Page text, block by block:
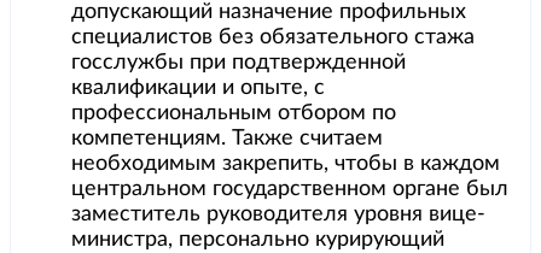
допускающий назначение профильных
специалистов без обязательного стажа
госслужбы при подтвержденной
квалификации и опыте, с
профессиональным отбором по
компетенциям. Также считаем
необходимым закрепить, чтобы в каждом
центральном государственном органе был
заместитель руководителя уровня вице-
министра, персонально курирующий